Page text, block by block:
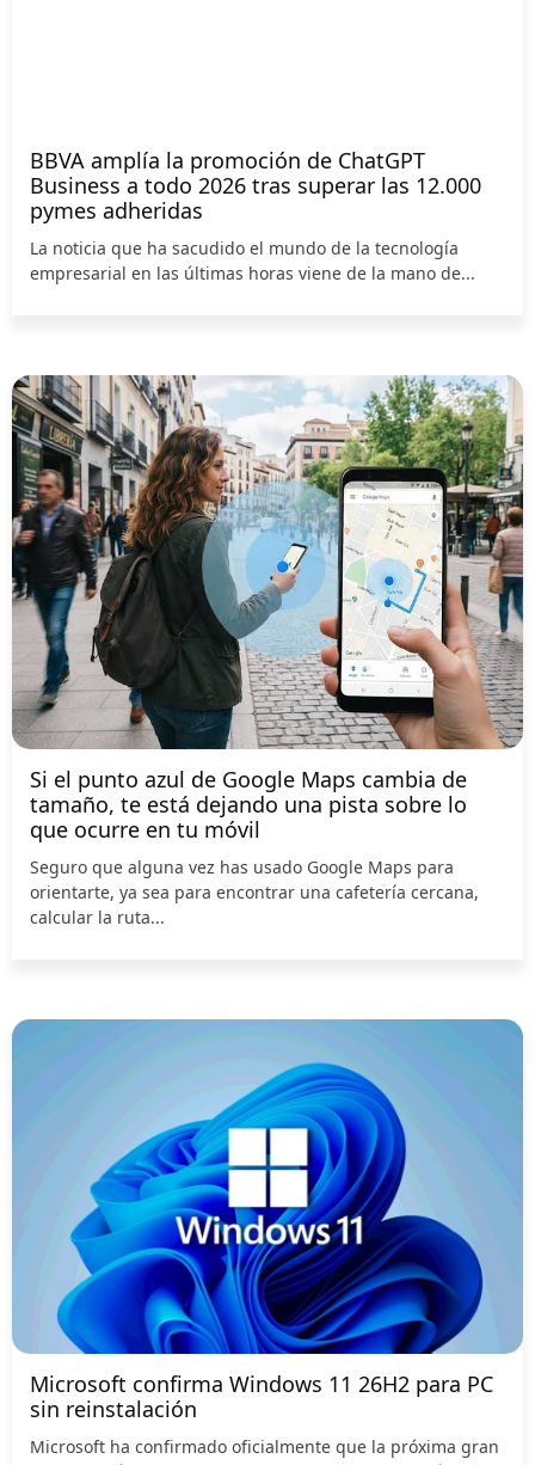
BBVA amplía la promoción de ChatGPT
Business a todo 2026 tras superar las 12.000
pymes adheridas
La noticia que ha sacudido el mundo de la tecnología
empresarial en las últimas horas viene de la mano de...
Si el punto azul de Google Maps cambia de
tamaño, te está dejando una pista sobre lo
que ocurre en tu móvil
Seguro que alguna vez has usado Google Maps para
orientarte, ya sea para encontrar una cafetería cercana,
calcular la ruta...
Microsoft confirma Windows 11 26H2 para PC
sin reinstalación
Microsoft ha confirmado oficialmente que la próxima gran